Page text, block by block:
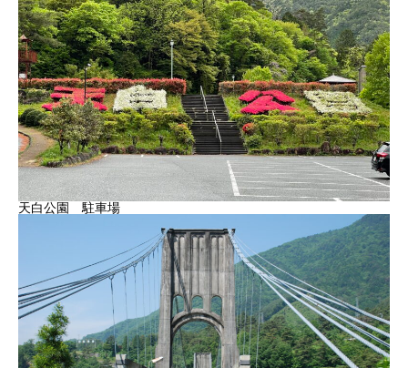
天白公園 駐車場